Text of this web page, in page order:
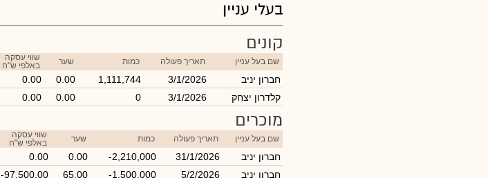
בעלי עניין
קונים
שם בעל עניין תאריך פעולה כמות שער
שווי עסקה
באלפי ש"ח
חברון יניב 3/1/2026
1,111,744
0.00
0.00
קלדרון יצחק
3/1/2026
0
0.00
0.00
מוכרים
שם בעל עניין תאריך פעולה כמות שער
שווי עסקה
באלפי ש"ח
חברון יניב 31/1/2026
-2,210,000
0.00
0.00
חברון יניב
5/2/2026
-1,500,000
65.00
-97,500.00